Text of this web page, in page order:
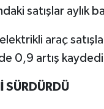
satışlar aylık
araç
0,9 artış
SÜRDÜRDÜ